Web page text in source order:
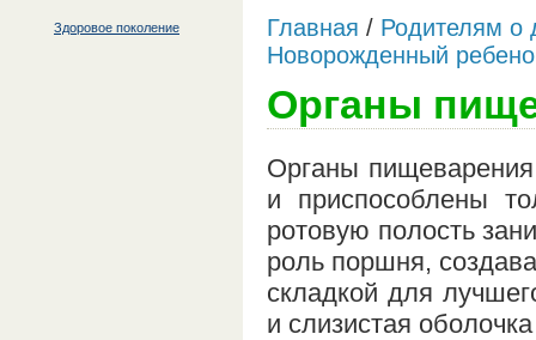
Здоровое поколение Главная / Родителям о
Новорожденный
Органы
Органы пищеварения
и приспособлены
ротовую полость
роль поршня,
складкой для
и слизистая